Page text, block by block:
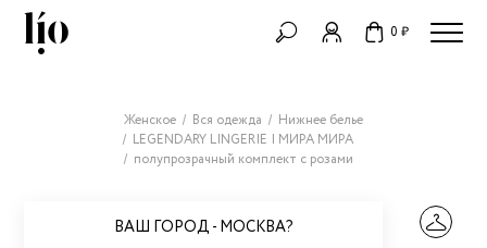
0 ₽
ВАШ ГОРОД - МОСКВА?
Женское Вся одежда
Нижнее белье
LEGENDARY LINGERIE | МИРА МИРА
полупрозрачный комплект с розами